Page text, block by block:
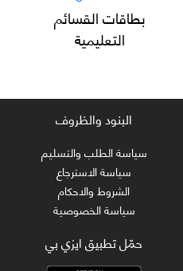
بطاقات القسائم
التعليمية
البنود والظروف
سياسة الطلب والتسليم
سياسة الاسترجاع
الشروط والاحكام
سياسة الخصوصية
حمّل تطبيق ايزي بي